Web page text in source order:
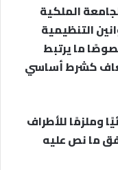
الملكية
التنظيمية
ما يرتبط
كشرط أساسي
وملزمًا للأطراف
ما نص عليه